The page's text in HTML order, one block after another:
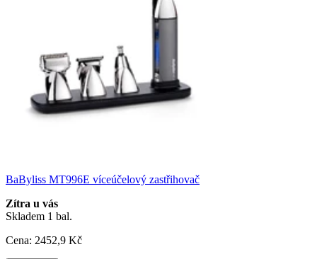
BaByliss MT996E víceúčelový zastřihovač
Zítra u vás
Skladem 1 bal.
Cena: 2452,9 Kč